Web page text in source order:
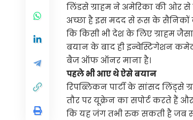
लिंडसे ग्राहम ने अमेरिका की ओर से
अच्छा है इस मदद से रूस के सैनिकों
कि किसी भी देश के लिए ग्राहम
बयान के बाद ही इन्वेस्टिगेशन
बैज ऑफ ऑनर माना है।
पहले भी आए थे ऐसे बयान
रिपब्लिकन पार्टी के सांसद लिंड्से
तौर पर यूक्रेन का सपोर्ट करते हैं
कि यह जंग तभी रुक सकती है जब